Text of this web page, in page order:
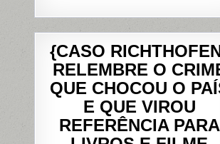
{CASO
RELEMBRE O
QUE CHOCOU O
E QUE VIROU
REFERÊNCIA PARA